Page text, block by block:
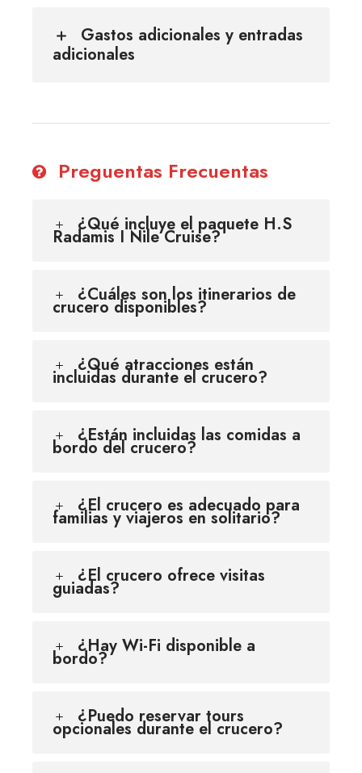
Gastos adicionales y entradas
adicionales
Preguentas Frecuentas
¿Qué incluye el paquete H.S
Radamis I Nile Cruise?
¿Cuáles son los itinerarios de
crucero disponibles?
¿Qué atracciones están
incluidas durante el crucero?
¿Están incluidas las comidas a
bordo del crucero?
¿El crucero es adecuado para
familias y viajeros en solitario?
¿El crucero ofrece visitas
guiadas?
¿Hay Wi-Fi disponible a
bordo?
¿Puedo reservar tours
opcionales durante el crucero?